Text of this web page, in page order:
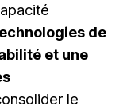
de
et une
le